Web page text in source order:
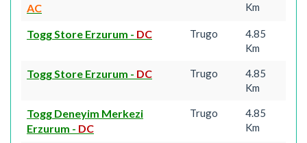
AC
Km
Togg Store Erzurum - DC Trugo
4.85
Km
Togg Store Erzurum - DC Trugo
4.85
Km
Togg Deneyim Merkezi
Erzurum - DC
Trugo
4.85
Km